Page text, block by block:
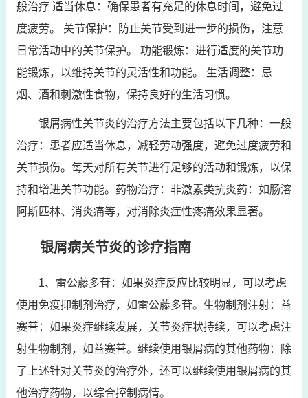
般治疗 适当休息：确保患者有充足的休息时间，避免过
度疲劳。 关节保护：防止关节受到进一步的损伤，注意
日常活动中的关节保护。 功能锻炼：进行适度的关节功
能锻炼，以维持关节的灵活性和功能。 生活调整：忌
烟、酒和刺激性食物，保持良好的生活习惯。
银屑病性关节炎的治疗方法主要包括以下几种：一般
治疗：患者应适当休息，减轻劳动强度，避免过度疲劳和
关节损伤。每天对所有关节进行足够的活动和锻炼，以保
持和增进关节功能。药物治疗：非激素类抗炎药：如肠溶
阿斯匹林、消炎痛等，对消除炎症性疼痛效果显著。
银屑病关节炎的诊疗指南
1、雷公藤多苷：如果炎症反应比较明显，可以考虑
使用免疫抑制剂治疗，如雷公藤多苷。生物制剂注射：益
赛普：如果炎症继续发展，关节炎症状持续，可以考虑注
射生物制剂，如益赛普。继续使用银屑病的其他药物：除
了上述针对关节炎的治疗外，还可以继续使用银屑病的其
他治疗药物，以综合控制病情。